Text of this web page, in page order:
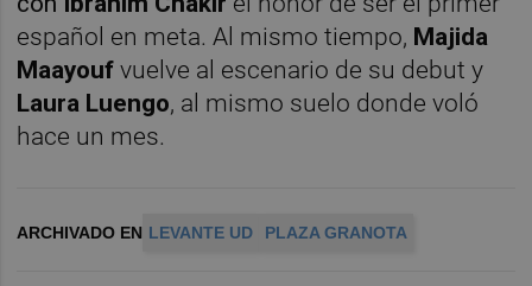
español en meta. Al mismo tiempo, Majida
Maayouf vuelve al escenario de su debut y
Laura Luengo, al mismo suelo donde voló
hace un mes.
ARCHIVADO EN LEVANTE UD PLAZA GRANOTA